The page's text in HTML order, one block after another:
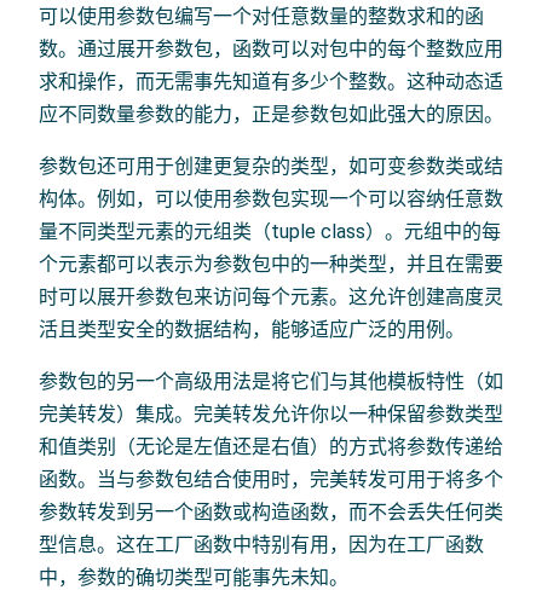
可以使用参数包编写一个对任意数量的整数求和的函
数。通过展开参数包，函数可以对包中的每个整数应用
求和操作，而无需事先知道有多少个整数。这种动态适
应不同数量参数的能力，正是参数包如此强大的原因。
参数包还可用于创建更复杂的类型，如可变参数类或结
构体。例如，可以使用参数包实现一个可以容纳任意数
量不同类型元素的元组类（tuple class）。元组中的每
个元素都可以表示为参数包中的一种类型，并且在需要
时可以展开参数包来访问每个元素。这允许创建高度灵
活且类型安全的数据结构，能够适应广泛的用例。
参数包的另一个高级用法是将它们与其他模板特性（如
完美转发）集成。完美转发允许你以一种保留参数类型
和值类别（无论是左值还是右值）的方式将参数传递给
函数。当与参数包结合使用时，完美转发可用于将多个
参数转发到另一个函数或构造函数，而不会丢失任何类
型信息。这在工厂函数中特别有用，因为在工厂函数
中，参数的确切类型可能事先未知。